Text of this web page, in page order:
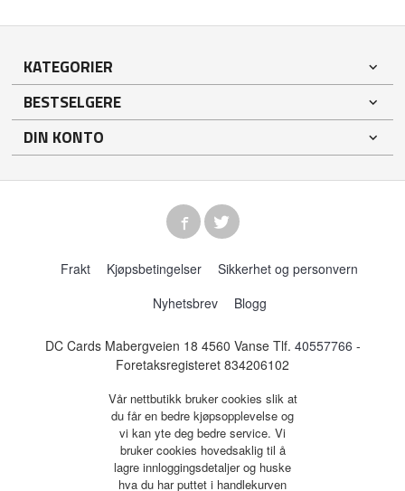
KATEGORIER
BESTSELGERE
DIN KONTO
Frakt Kjøpsbetingelser
Sikkerhet og personvern
Nyhetsbrev
Blogg
DC Cards Mabergveien 18 4560 Vanse Tlf. 40557766 -
Foretaksregisteret 834206102
Vår nettbutikk bruker cookies slik at
du får en bedre kjøpsopplevelse og
vi kan yte deg bedre service. Vi
bruker cookies hovedsaklig til å
lagre innloggingsdetaljer og huske
hva du har puttet i handlekurven